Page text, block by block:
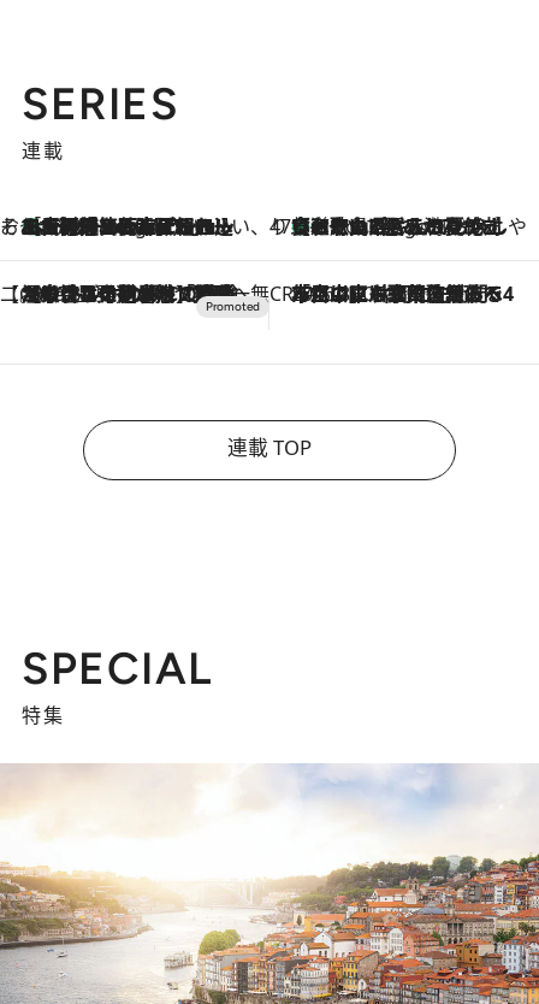
SERIES
連載
そおだよおこの関西おいしい、おやつ紀行2 Hours Ago
［大阪府箕面市］一皿一皿目の前で仕上げられる、料理を巧みに組み込んだアシェットデセールコース「ミチル アシェット デセール（Michiru assiette dessert）」 47都道府県の手みやげ ひんやりスイーツで夏を満喫
2 Hours Ago
【和歌山県】この夏絶対食べたい 冷やしておいしいおやつ3選 みかんがごろっと丸ごと入ったジュレ
【CREA×星野リゾート】唯一無二。癒しと発見が待つ場所へ
2026.8.7
【トンボの足水浴】ヒノキの香りに包まれて涼感マックス！約13℃の湧水かけ流しを避暑地「星野温泉 トンボの湯」で体験 CREA'S CHOICE
2026.8.7
「立川にも歌舞伎があるんだよ」 片岡仁左衛門・市川中車ら豪華座組みで4年目の立川立飛歌舞伎へ
連載 TOP
SPECIAL
特集